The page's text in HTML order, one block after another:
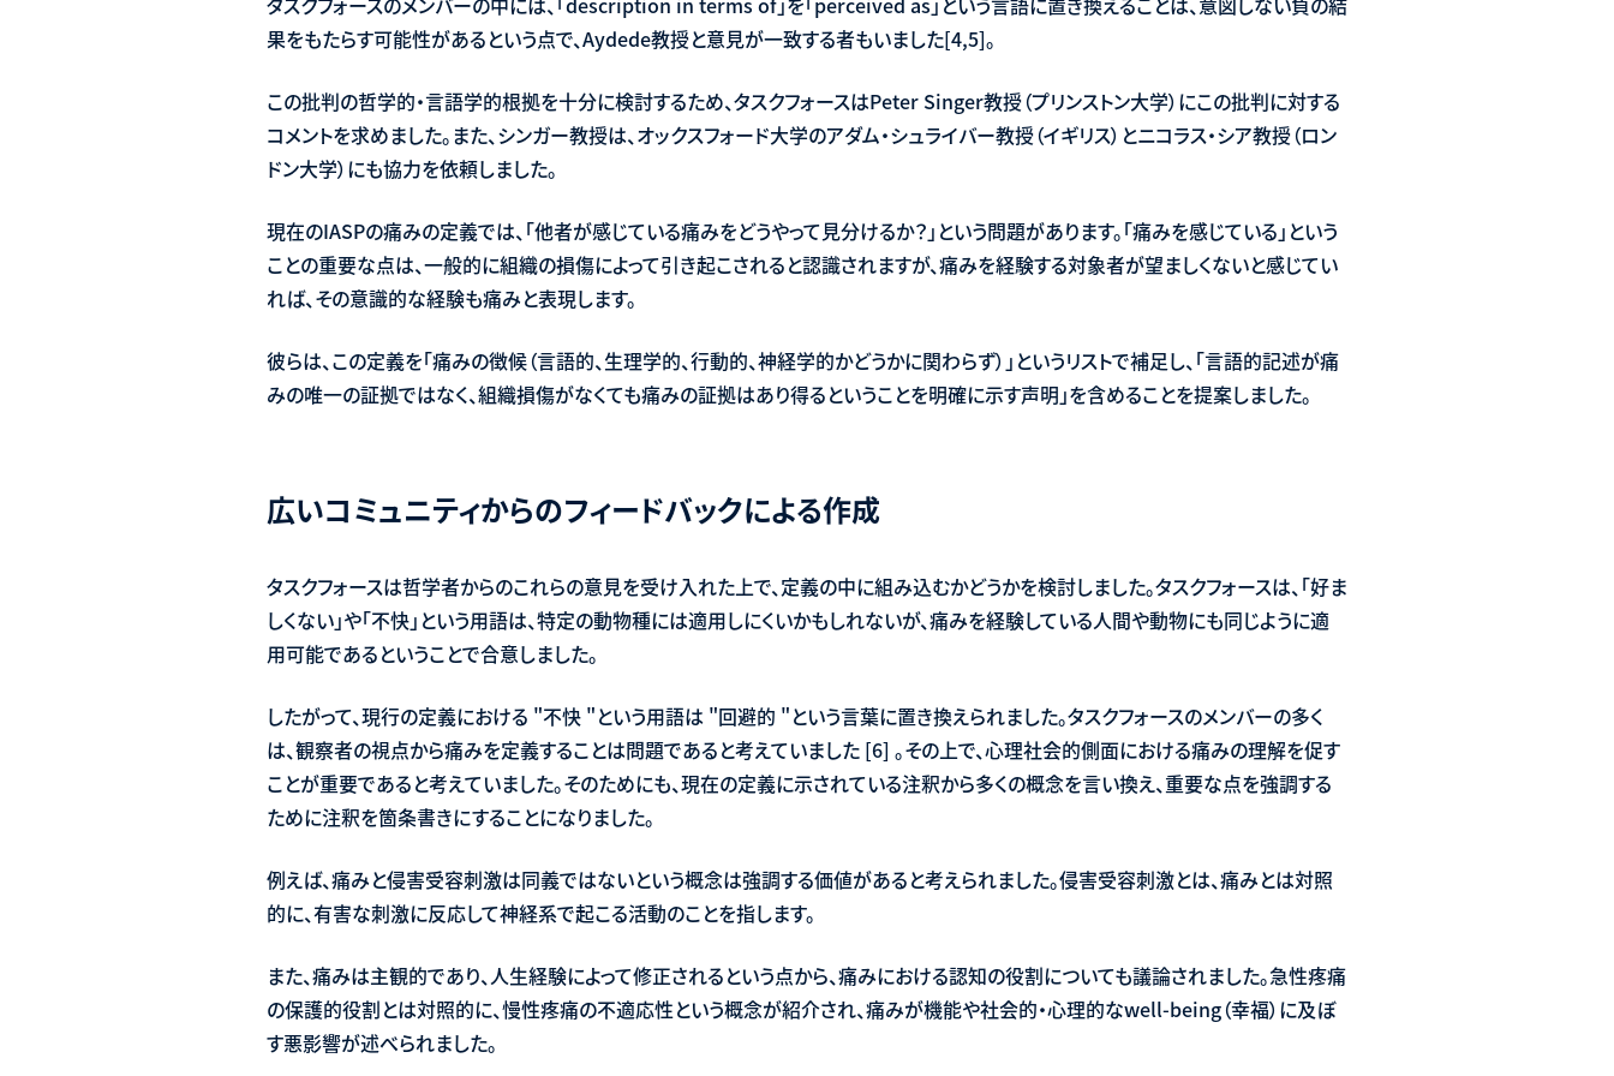
果をもたらす可能性があるという点で、Aydede教授と意見が一致する者もいました[4,5]。
この批判の哲学的・言語学的根拠を十分に検討するため、タスクフォースはPeter Singer教授（プリンストン大学）にこの批判に対する
コメントを求めました。また、シンガー教授は、オックスフォード大学のアダム・シュライバー教授（イギリス）とニコラス・シア教授（ロン
ドン大学）にも協力を依頼しました。
現在のIASPの痛みの定義では、「他者が感じている痛みをどうやって見分けるか？」という問題があります。「痛みを感じている」という
ことの重要な点は、一般的に組織の損傷によって引き起こされると認識されますが、痛みを経験する対象者が望ましくないと感じてい
れば、その意識的な経験も痛みと表現します。
彼らは、この定義を「痛みの徴候（言語的、生理学的、行動的、神経学的かどうかに関わらず）」というリストで補足し、「言語的記述が痛
みの唯一の証拠ではなく、組織損傷がなくても痛みの証拠はあり得るということを明確に示す声明」を含めることを提案しました。
広いコミュニティからのフィードバックによる作成
タスクフォースは哲学者からのこれらの意見を受け入れた上で、定義の中に組み込むかどうかを検討しました。タスクフォースは、「好ま
しくない」や「不快」という用語は、特定の動物種には適用しにくいかもしれないが、痛みを経験している人間や動物にも同じように適
用可能であるということで合意しました。
したがって、現行の定義における "不快 "という用語は "回避的 "という言葉に置き換えられました。タスクフォースのメンバーの多く
は、観察者の視点から痛みを定義することは問題であると考えていました [6] 。その上で、心理社会的側面における痛みの理解を促す
ことが重要であると考えていました。そのためにも、現在の定義に示されている注釈から多くの概念を言い換え、重要な点を強調する
ために注釈を箇条書きにすることになりました。
例えば、痛みと侵害受容刺激は同義ではないという概念は強調する価値があると考えられました。侵害受容刺激とは、痛みとは対照
的に、有害な刺激に反応して神経系で起こる活動のことを指します。
また、痛みは主観的であり、人生経験によって修正されるという点から、痛みにおける認知の役割についても議論されました。急性疼痛
の保護的役割とは対照的に、慢性疼痛の不適応性という概念が紹介され、痛みが機能や社会的・心理的なwell-being（幸福）に及ぼ
す悪影響が述べられました。